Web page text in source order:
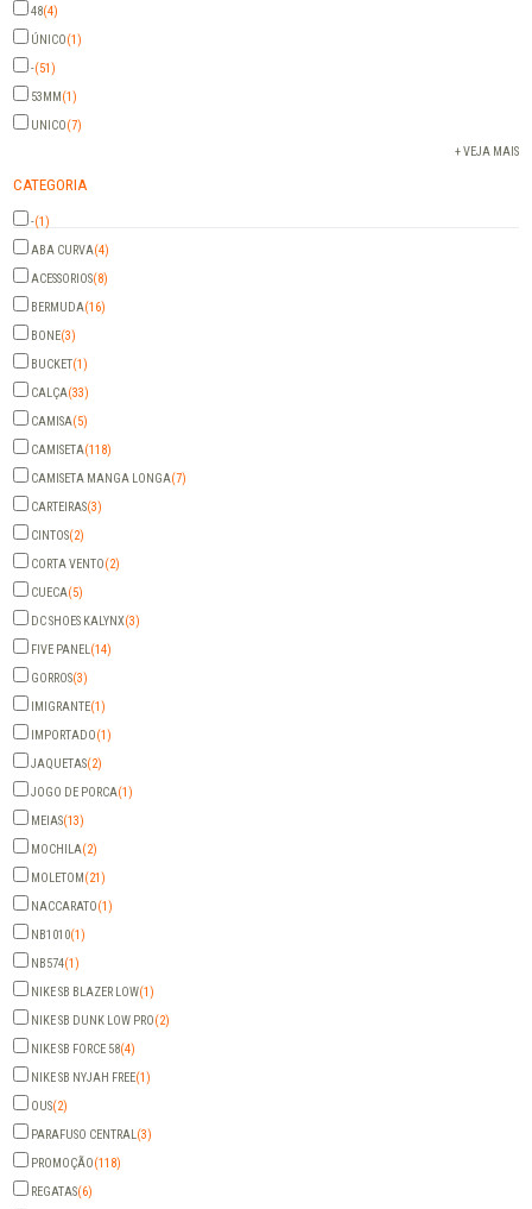
48(4)
ÚNICO(1)
-(51)
53MM(1)
UNICO(7)
+ VEJA MAIS
CATEGORIA
-(1)
ABA CURVA(4)
ACESSORIOS(8)
BERMUDA(16)
BONE(3)
BUCKET(1)
CALÇA(33)
CAMISA(5)
CAMISETA(118)
CAMISETA MANGA LONGA(7)
CARTEIRAS(3)
CINTOS(2)
CORTA VENTO(2)
CUECA(5)
DC SHOES KALYNX(3)
FIVE PANEL(14)
GORROS(3)
IMIGRANTE(1)
IMPORTADO(1)
JAQUETAS(2)
JOGO DE PORCA(1)
MEIAS(13)
MOCHILA(2)
MOLETOM(21)
NACCARATO(1)
NB1010(1)
NB574(1)
NIKE SB BLAZER LOW(1)
NIKE SB DUNK LOW PRO(2)
NIKE SB FORCE 58(4)
NIKE SB NYJAH FREE(1)
OUS(2)
PARAFUSO CENTRAL(3)
PROMOÇÃO(118)
REGATAS(6)